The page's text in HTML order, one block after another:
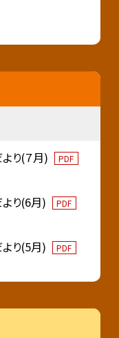
り(７月) PDF
り(6月) PDF
り(5月) PDF